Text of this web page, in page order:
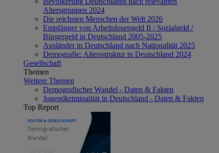
Altersgruppen 2024
Die reichsten Menschen der Welt 2026
Empfänger von Arbeitslosengeld II / Sozialgeld /
Bürgergeld in Deutschland 2005-2025
Ausländer in Deutschland nach Nationalität 2025
Demografie: Altersstruktur in Deutschland 2024
Gesellschaft
Themen
Weitere Themen
Demografischer Wandel - Daten & Fakten
Jugendkriminalität in Deutschland - Daten & Fakten
Top Report